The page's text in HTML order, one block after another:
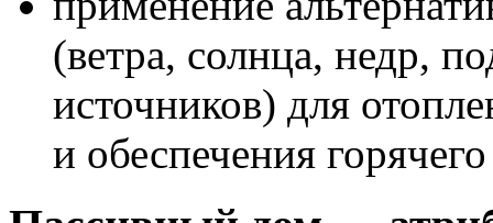
(ветра, солнца, недр,
источников) для
и обеспечения